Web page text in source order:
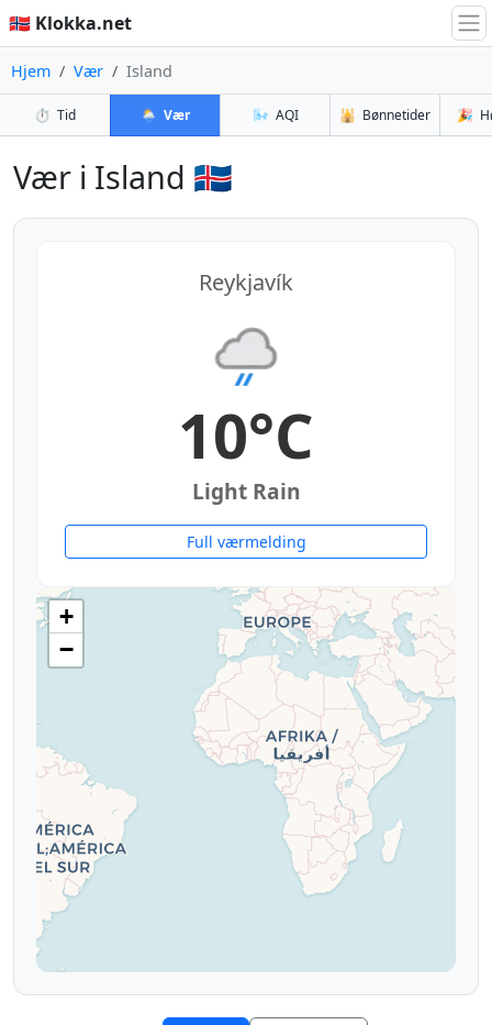
🇳🇴 Klokka.net
Hjem Vær Island
⏱️ Tid 🌦️ Vær 🌬️ AQI 🕌 Bønnetider 🎉
Vær i Island 🇮🇸
Reykjavík
10°C
Light Rain
Full værmelding
+
−